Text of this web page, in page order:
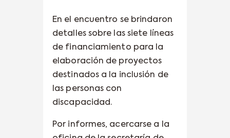
En el encuentro se brindaron
detalles sobre las siete líneas
de financiamiento para la
elaboración de proyectos
destinados a la inclusión de
las personas con
discapacidad.
Por informes, acercarse a la